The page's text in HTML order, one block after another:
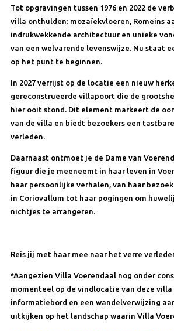
Tot opgravingen tussen 1976 en 2022 de
villa onthulden: mozaïekvloeren, Romeins
indrukwekkende architectuur en unieke
van een welvarende levenswijze. Nu staat
op het punt te beginnen.
In 2027 verrijst op de locatie een nieuw
gereconstrueerde villapoort die de
hier ooit stond. Dit element markeert de
van de villa en biedt bezoekers een
verleden.
Daarnaast ontmoet je de Dame van
figuur die je meeneemt in haar leven in
haar persoonlijke verhalen, van haar
in Coriovallum tot haar pogingen om
nichtjes te arrangeren.
Reis jij met haar mee naar het verre
*Aangezien Villa Voerendaal nog onder
momenteel op de vindlocatie van deze villa
informatiebord en een wandelverwijzing
uitkijken op het landschap waarin Villa